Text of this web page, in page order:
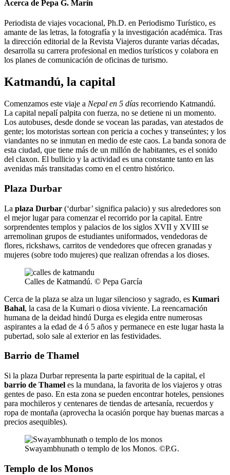
Acerca de Pepa G. Marín
Periodista de viajes vocacional, Ph.D. en Periodismo Turístico, es
amante de las letras, la fotografía y la investigación académica. Tras
la dirección editorial de la Revista Viajeros durante varias décadas,
desarrolla su carrera profesional en medios turísticos y colabora en
los planes de comunicación de oficinas de turismo.
Katmandú, la capital
Comenzamos este viaje a Nepal en 5 días recorriendo Katmandú.
La capital nepalí palpita con fuerza, no se detiene ni un momento.
Los autobuses, desde donde se vocean las paradas, van atestados de
gente; los motoristas sortean con pericia a coches y transeúntes; y los
viandantes no se inmutan en medio de este caos. La banda sonora de
esta ciudad, que tiene más de un millón de habitantes, es el sonido
del claxon. El bullicio y la actividad es una constante tanto en las
avenidas más transitadas como en el centro histórico.
Plaza Durbar
La plaza Durbar (‘durbar’ significa palacio) y sus alrededores son
el mejor lugar para comenzar el recorrido por la capital. Entre
sorprendentes templos y palacios de los siglos XVII y XVIII se
arremolinan grupos de estudiantes uniformados, vendedoras de
flores, rickshaws, carritos de vendedores que ofrecen granadas y
mujeres (sobre todo mujeres) que realizan ofrendas a los dioses.
Calles de Katmandú. © Pepa García
Cerca de la plaza se alza un lugar silencioso y sagrado, es Kumari
Bahal, la casa de la Kumari o diosa viviente. La reencarnación
humana de la deidad hindú Durga es elegida entre numerosas
aspirantes a la edad de 4 ó 5 años y permanece en este lugar hasta la
pubertad, solo sale al exterior en las festividades.
Barrio de Thamel
Si la plaza Durbar representa la parte espiritual de la capital, el
barrio de Thamel es la mundana, la favorita de los viajeros y otras
gentes de paso. En esta zona se pueden encontrar hoteles, pensiones
para mochileros y centenares de tiendas de artesanía, recuerdos y
ropa de montaña (aprovecha la ocasión porque hay buenas marcas a
precios asequibles).
Swayambhunath o templo de los Monos. ©P.G.
Templo de los Monos